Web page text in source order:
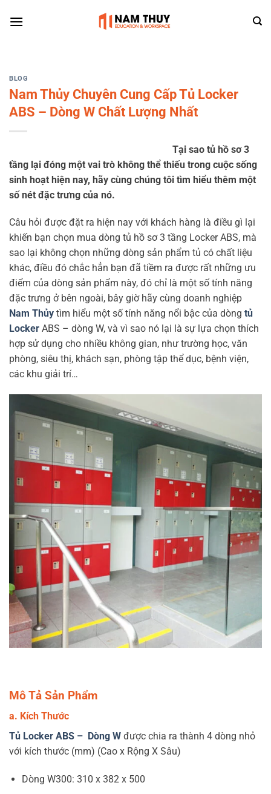
BLOG
Nam Thủy Chuyên Cung Cấp Tủ Locker
ABS – Dòng W Chất Lượng Nhất
Tại sao tủ hồ sơ 3
tầng lại đóng một vai trò không thể thiếu trong cuộc sống
sinh hoạt hiện nay, hãy cùng chúng tôi tìm hiểu thêm một
số nét đặc trưng của nó.
Câu hỏi được đặt ra hiện nay với khách hàng là điều gì lại
khiến bạn chọn mua dòng tủ hồ sơ 3 tầng Locker ABS, mà
sao lại không chọn những dòng sản phẩm tủ có chất liệu
khác, điều đó chắc hẳn bạn đã tiềm ra được rất những ưu
điểm của dòng sản phẩm này, đó chỉ là một số tính năng
đặc trưng ở bên ngoài, bây giờ hãy cùng doanh nghiệp
Nam Thủy tìm hiểu một số tính năng nổi bậc của dòng tủ
Locker ABS – dòng W, và vì sao nó lại là sự lựa chọn thích
hợp sử dụng cho nhiều không gian, như trường học, văn
phòng, siêu thị, khách sạn, phòng tập thể dục, bệnh viện,
các khu giải trí…
Mô Tả Sản Phẩm
a. Kích Thước
Tủ Locker ABS – Dòng W được chia ra thành 4 dòng nhỏ
với kích thước (mm) (Cao x Rộng X Sâu)
Dòng W300: 310 x 382 x 500